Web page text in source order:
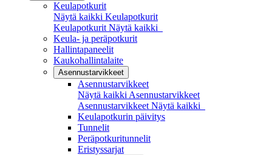
Keulapotkurit
Näytä kaikki Keulapotkurit
Keulapotkurit Näytä kaikki
Keula- ja peräpotkurit
Hallintapaneelit
Kaukohallintalaite
Asennustarvikkeet
Asennustarvikkeet
Näytä kaikki Asennustarvikkeet
Asennustarvikkeet Näytä kaikki
Keulapotkurin päivitys
Tunnelit
Peräpotkuritunnelit
Eristyssarjat